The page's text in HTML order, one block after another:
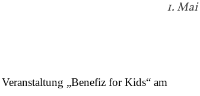
1.
„Benefiz for Kids“ am